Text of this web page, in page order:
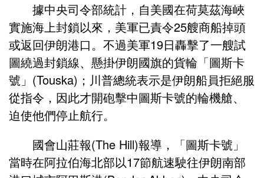
據中央司令部統計，自美國在荷莫茲海峽
實施海上封鎖以來，美軍已責令25艘商船掉頭
或返回伊朗港口。不過美軍19日轟擊了一艘試
圖繞過封鎖線、懸掛伊朗國旗的貨輪「圖斯卡
號」(Touska)；川普總統表示是伊朗船員拒絕服
從指令，因此才開砲擊中圖斯卡號的輪機艙、
迫使他們停止航行。
國會山莊報(The Hill)報導，「圖斯卡號」
當時在阿拉伯海北部以17節航速駛往伊朗南部